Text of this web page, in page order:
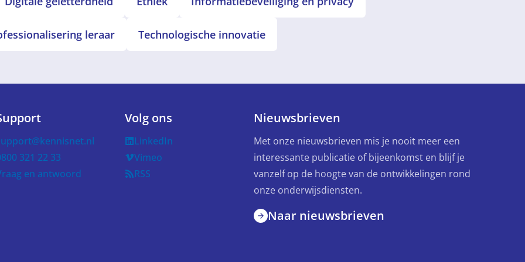
leraar Technologische innovatie
321 22 33
en antwoord
Volg ons
LinkedIn
Vimeo
RSS
Nieuwsbrieven
Met onze nieuwsbrieven mis je nooit meer een
interessante publicatie of bijeenkomst en blijf je
vanzelf op de hoogte van de ontwikkelingen rond
onze onderwijsdiensten.
Naar nieuwsbrieven